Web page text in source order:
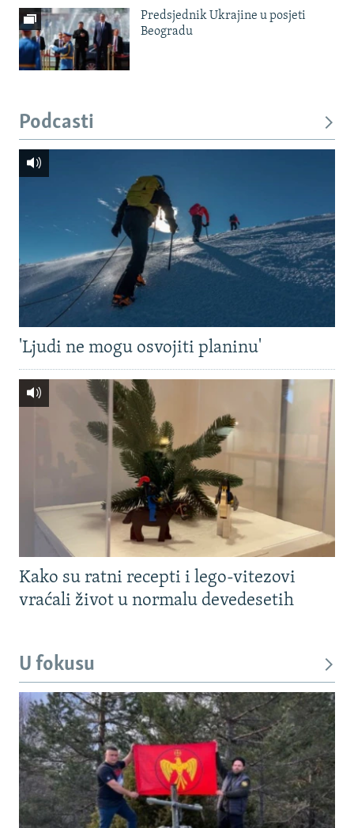
Predsjednik Ukrajine u posjeti
Beogradu
Podcasti
'Ljudi ne mogu osvojiti planinu'
Kako su ratni recepti i lego-vitezovi
vraćali život u normalu devedesetih
U fokusu